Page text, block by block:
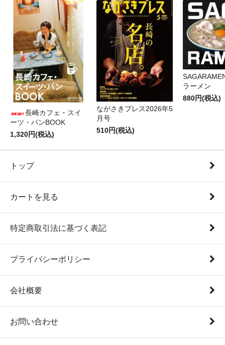
長崎カフェ・スイ
ーツ・パンBOOK
1,320円(税込)
ながさきプレス2026年5
月号
510円(税込)
ラーメン
880円(税込)
トップ
カートを見る
特定商取引法に基づく表記
プライバシーポリシー
会社概要
お問い合わせ